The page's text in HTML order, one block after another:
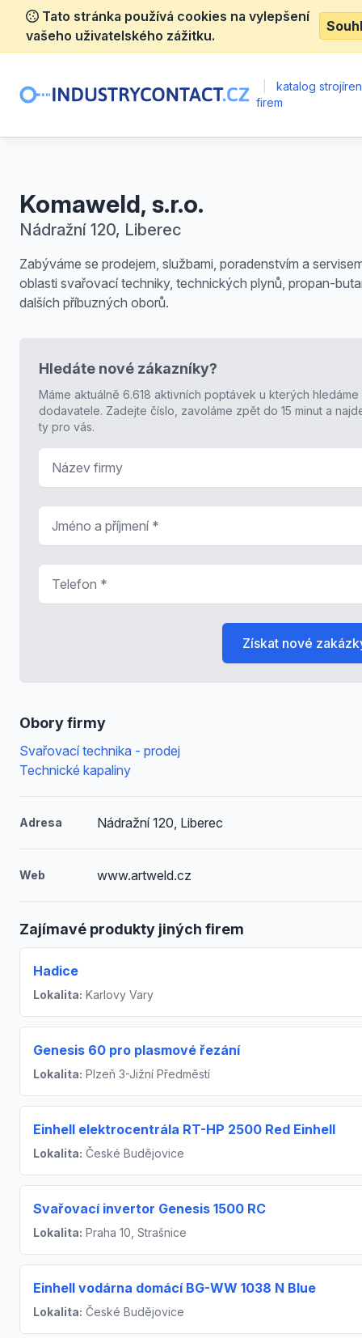
Tato stránka používá cookies na vylepšení
vašeho uživatelského zážitku.
katalog
firem
Komaweld, s.r.o.
Nádražní 120, Liberec
Zabýváme se prodejem, službami, poradenstvím a
oblasti svařovací techniky, technických plynů, propan-
dalších příbuzných oborů.
Obory firmy
Svařovací technika - prodej
Technické kapaliny
Adresa Nádražní 120, Liberec
Web www.artweld.cz
Zajímavé produkty jiných firem
Hadice
Lokalita: Karlovy Vary
Genesis 60 pro plasmové řezání
Lokalita: Plzeň 3-Jižní Předměstí
Einhell elektrocentrála RT-HP 2500 Red Einhell
Lokalita: České Budějovice
Svařovací invertor Genesis 1500 RC
Lokalita: Praha 10, Strašnice
Einhell vodárna domácí BG-WW 1038 N Blue
Lokalita: České Budějovice
Hledáte nové zákazníky?
Máme aktuálně 6.618 aktivních poptávek u kterých hledáme
dodavatele. Zadejte číslo, zavoláme zpět do 15 minut a
ty pro vás.
Získat nové